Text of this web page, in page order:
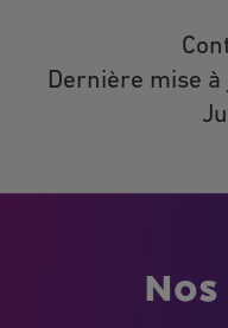
Fillol, 92800
électronique
Dernière mise